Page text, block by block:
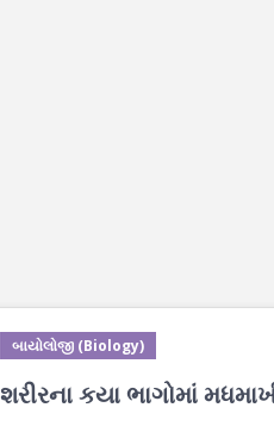
બાયોલોજી (Biology)
શરીરના કયા ભાગોમાં